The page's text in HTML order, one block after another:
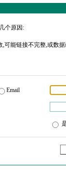
个原因:
可能链接不完整,或数
Email